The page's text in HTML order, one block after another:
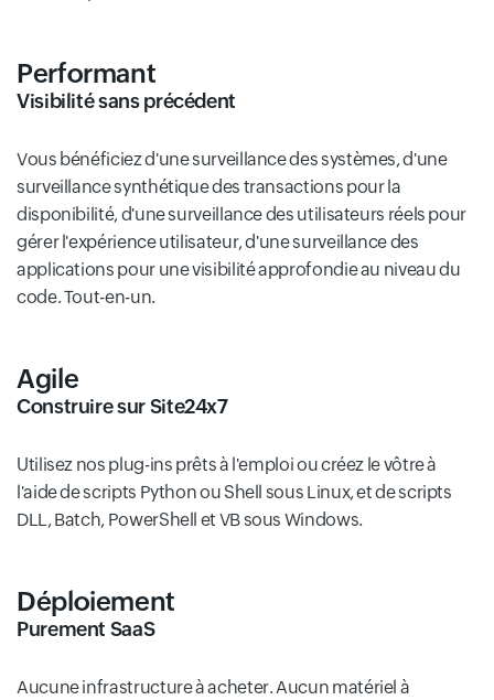
Performant
Visibilité sans précédent
Vous bénéficiez d'une surveillance des systèmes, d'une
surveillance synthétique des transactions pour la
disponibilité, d'une surveillance des utilisateurs réels pour
gérer l'expérience utilisateur, d'une surveillance des
applications pour une visibilité approfondie au niveau du
code. Tout-en-un.
Agile
Construire sur Site24x7
Utilisez nos plug-ins prêts à l'emploi ou créez le vôtre à
l'aide de scripts Python ou Shell sous Linux, et de scripts
DLL, Batch, PowerShell et VB sous Windows.
Déploiement
Purement SaaS
Aucune infrastructure à acheter. Aucun matériel à